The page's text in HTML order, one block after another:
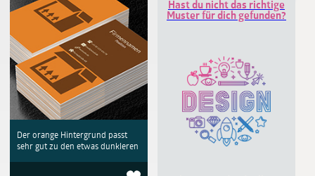
Der orange Hintergrund passt
sehr gut zu den etwas dunkleren
Hast du nicht das richtige
Muster für dich gefunden?